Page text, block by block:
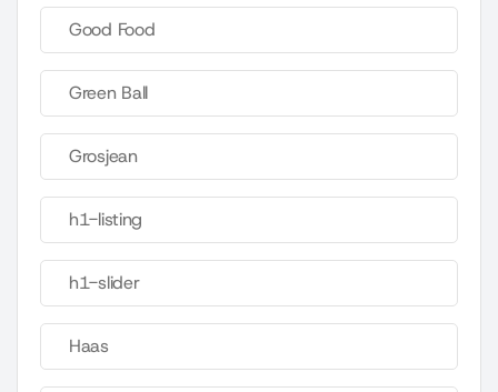
Good Food
Green Ball
Grosjean
h1-listing
h1-slider
Haas